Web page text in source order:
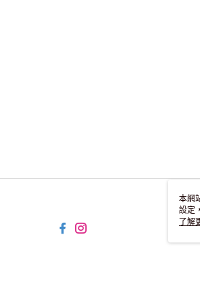
本網
設定
用
了解